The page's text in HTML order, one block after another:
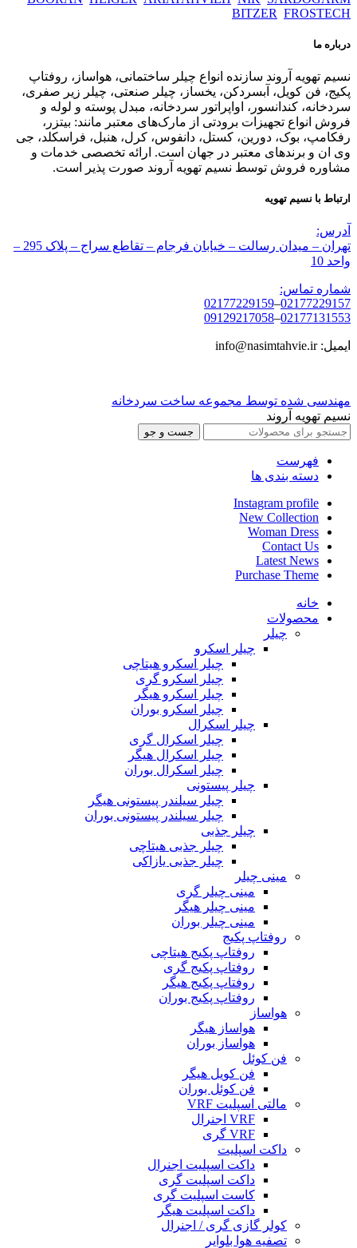
BITZER FROSTECH
درباره ما
نسیم تهویه آروند سازنده انواع چیلر ساختمانی، هواساز، روفتاپ
پکیج، فن کویل، آبسردکن، یخساز، چیلر صنعتی، چیلر زیر صفری،
سردخانه، کندانسور، اواپراتور سردخانه، مبدل پوسته و لوله و
فروش انواع تجهیزات برودتی از مارک‌های معتبر مانند: بیتزر،
رفکامپ، بوک، دورین، کستل، دانفوس، کرل، هنبل، فراسکلد، جی
وی ان و برندهای معتبر در جهان است. ارائه تخصصی خدمات و
مشاوره فروش توسط نسیم تهویه آروند صورت پذیر است.
ارتباط با نسیم تهویه
آدرس:
تهران – میدان رسالت – خیابان فرجام – تقاطع سراج – پلاک 295 –
واحد 10
شماره تماس:
02177229157
–
02177229159
02177131553
–
09129217058
ایمیل: info@nasimtahvie.ir
مهندسی شده توسط مجموعه ساخت سردخانه
نسیم تهویه آروند
جست و جو
فهرست
دسته بندی ها
Instagram profile
New Collection
Woman Dress
Contact Us
Latest News
Purchase Theme
خانه
محصولات
چیلر
چیلر اسکرو
چیلر اسکرو هیتاچی
چیلر اسکرو گری
چیلر اسکرو هیگر
چیلر اسکرو بوران
چیلر اسکرال
چیلر اسکرال گری
چیلر اسکرال هیگر
چیلر اسکرال بوران
چیلر پیستونی
چیلر سیلندر پیستونی هیگر
چیلر سیلندر پیستونی بوران
چیلر جذبی
چیلر جذبی هیتاچی
چیلر جذبی یازاکی
مینی چیلر
مینی چیلر گری
مینی چیلر هیگر
مینی چیلر بوران
روفتاپ پکیج
روفتاپ پکیج هیتاچی
روفتاپ پکیج گری
روفتاپ پکیج هیگر
روفتاپ پکیج بوران
هواساز
هواساز هیگر
هواساز بوران
فن کوئل
فن کویل هیگر
فن کوئل بوران
مالتی اسپلیت VRF
VRF اجنرال
VRF گری
داکت اسپلیت
داکت اسپلیت اجنرال
داکت اسپلیت گری
کاست اسپلیت گری
داکت اسپلیت هیگر
کولر گازی گری / اجنرال
تصفیه هوا بلوایر